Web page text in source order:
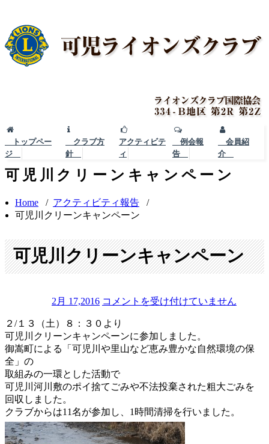
トップペー
ジ
クラブ方
針
アクティビテ
ィ
例会報
告
会員紹
介
可児川クリーンキャンペーン
Home / アクティビティ報告 /
可児川クリーンキャンペーン
可児川クリーンキャンペーン
2月 17,2016
児
川
ク
リ
ー
ン
キ
ャ
ン
ペ
ー
コメントを受け付けていません
２/１３（土）８：３０より
可児川クリーンキャンペーンに参加しました。
御嵩町による「可児川や里山など恵み豊かな自然環境の保
全」の
取組みの一環とした活動で
可児川河川敷のポイ捨てごみや不法投棄された粗大ごみを
回収しました。
クラブからは11名が参加し、1時間清掃を行いました。